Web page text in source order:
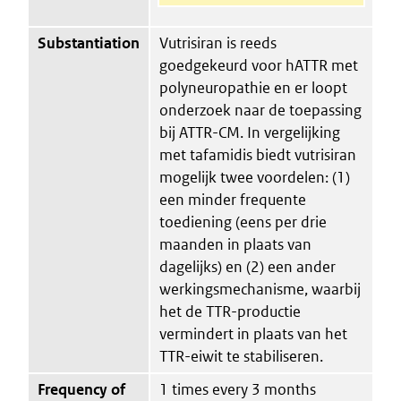
Substantiation
Vutrisiran is reeds
goedgekeurd voor hATTR met
polyneuropathie en er loopt
onderzoek naar de toepassing
bij ATTR-CM. In vergelijking
met tafamidis biedt vutrisiran
mogelijk twee voordelen: (1)
een minder frequente
toediening (eens per drie
maanden in plaats van
dagelijks) en (2) een ander
werkingsmechanisme, waarbij
het de TTR-productie
vermindert in plaats van het
TTR-eiwit te stabiliseren.
Frequency of
1 times every 3 months